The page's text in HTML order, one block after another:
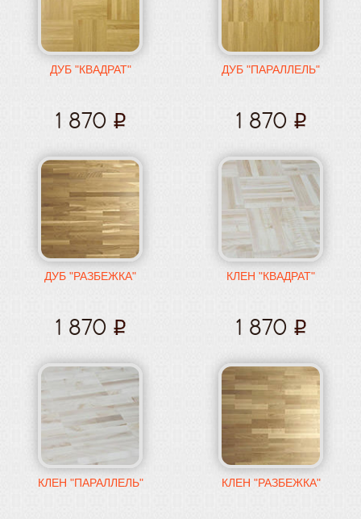
Инструмент и расходные материалы
ДУБ "КВАДРАТ"
1 870
ДУБ "ПАРАЛЛЕЛЬ"
1 870
ДУБ "РАЗБЕЖКА"
1 870
КЛЕН "КВАДРАТ"
1 870
КЛЕН "ПАРАЛЛЕЛЬ" КЛЕН "РАЗБЕЖКА"